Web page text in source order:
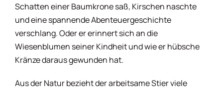
Geschenkehoroskop
Gesundheitshoroskop
Kaffeehoroskop
Schatten einer Baumkrone saß, Kirschen naschte
und eine spannende Abenteuergeschichte
verschlang. Oder er erinnert sich an die
Wiesenblumen seiner Kindheit und wie er hübsche
Kränze daraus gewunden hat.
Aus der Natur bezieht der arbeitsame Stier viele